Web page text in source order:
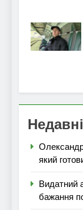
який
Видатний
бажання